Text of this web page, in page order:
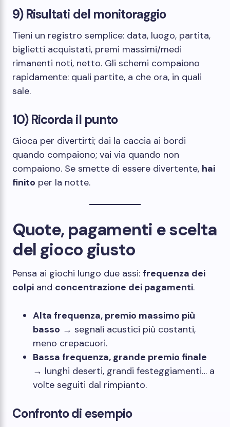
9) Risultati del monitoraggio
Tieni un registro semplice: data, luogo, partita,
biglietti acquistati, premi massimi/medi
rimanenti noti, netto. Gli schemi compaiono
rapidamente: quali partite, a che ora, in quali
sale.
10) Ricorda il punto
Gioca per divertirti; dai la caccia ai bordi
quando compaiono; vai via quando non
compaiono. Se smette di essere divertente, hai
finito per la notte.
Quote, pagamenti e scelta
del gioco giusto
Pensa ai giochi lungo due assi: frequenza dei
colpi and concentrazione dei pagamenti.
Alta frequenza, premio massimo più
basso → segnali acustici più costanti,
meno crepacuori.
Bassa frequenza, grande premio finale
→ lunghi deserti, grandi festeggiamenti… a
volte seguiti dal rimpianto.
Confronto di esempio